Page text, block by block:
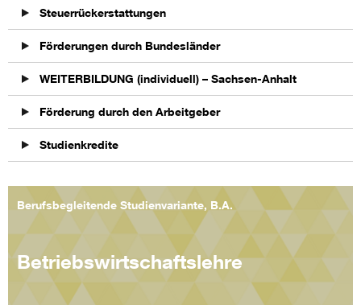
Steuerrückerstattungen
Förderungen durch Bundesländer
WEITERBILDUNG (individuell) – Sachsen-Anhalt
Förderung durch den Arbeitgeber
Studienkredite
Berufsbegleitende Studienvariante, B.A.
Betriebswirtschaftslehre